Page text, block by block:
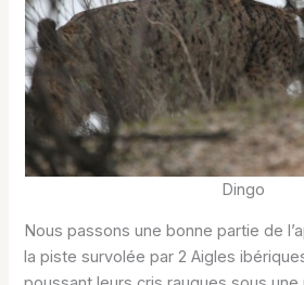
Dingo
Nous passons une bonne partie de
la piste survolée par 2 Aigles